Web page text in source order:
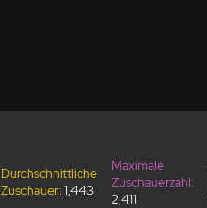
Durchschnittliche
Zuschauer: 1,443
Maximale
Zuschauerzahl:
2,411